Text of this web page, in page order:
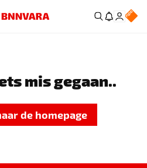
mis gegaan..
de homepage